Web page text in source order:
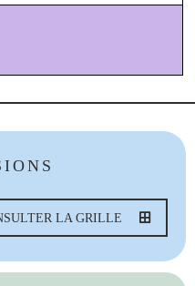
LA GRILLE